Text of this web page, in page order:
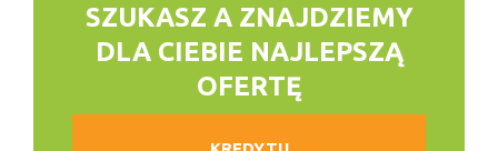
SZUKASZ A ZNAJDZIEMY
DLA CIEBIE NAJLEPSZĄ
OFERTĘ